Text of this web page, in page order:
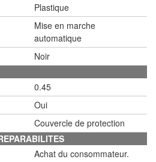
Plastique
Mise en marche
automatique
Noir
0.45
Oui
Couvercle de protection
Achat du consommateur.